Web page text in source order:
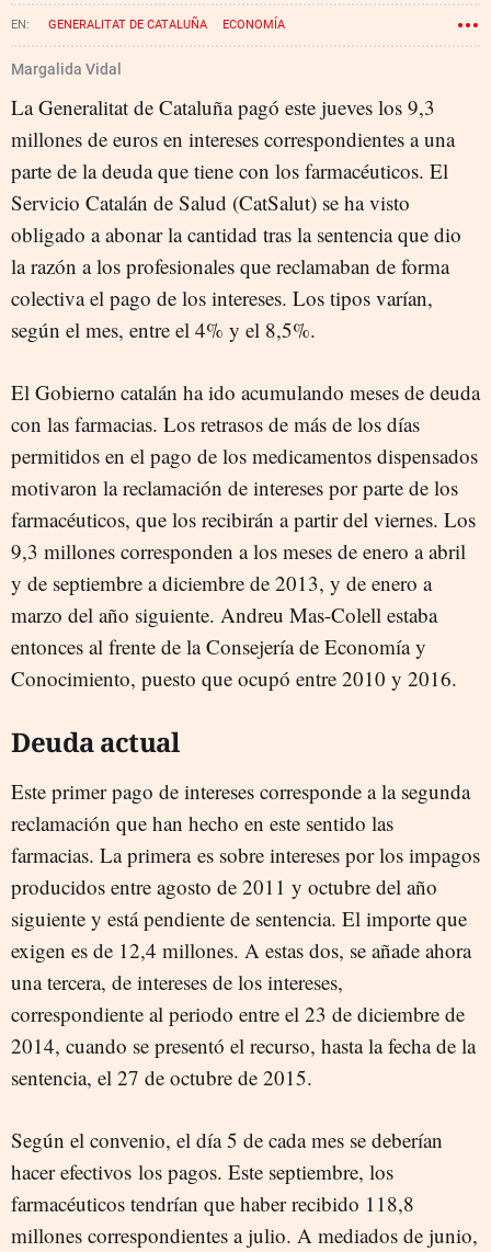
GENERALITAT DE CATALUÑA ECONOMÍA
ADMINISTRACIONES PÚBLICAS
Margalida Vidal
La Generalitat de Cataluña pagó este jueves los 9,3
millones de euros en intereses correspondientes a una
parte de la deuda que tiene con los farmacéuticos. El
Servicio Catalán de Salud (CatSalut) se ha visto
obligado a abonar la cantidad tras la sentencia que dio
la razón a los profesionales que reclamaban de forma
colectiva el pago de los intereses. Los tipos varían,
según el mes, entre el 4% y el 8,5%.
El Gobierno catalán ha ido acumulando meses de deuda
con las farmacias. Los retrasos de más de los días
permitidos en el pago de los medicamentos dispensados
motivaron la reclamación de intereses por parte de los
farmacéuticos, que los recibirán a partir del viernes. Los
9,3 millones corresponden a los meses de enero a abril
y de septiembre a diciembre de 2013, y de enero a
marzo del año siguiente. Andreu Mas-Colell estaba
entonces al frente de la Consejería de Economía y
Conocimiento, puesto que ocupó entre 2010 y 2016.
Deuda actual
Este primer pago de intereses corresponde a la segunda
reclamación que han hecho en este sentido las
farmacias. La primera es sobre intereses por los impagos
producidos entre agosto de 2011 y octubre del año
siguiente y está pendiente de sentencia. El importe que
exigen es de 12,4 millones. A estas dos, se añade ahora
una tercera, de intereses de los intereses,
correspondiente al periodo entre el 23 de diciembre de
2014, cuando se presentó el recurso, hasta la fecha de la
sentencia, el 27 de octubre de 2015.
Según el convenio, el día 5 de cada mes se deberían
hacer efectivos los pagos. Este septiembre, los
farmacéuticos tendrían que haber recibido 118,8
millones correspondientes a julio. A mediados de junio,